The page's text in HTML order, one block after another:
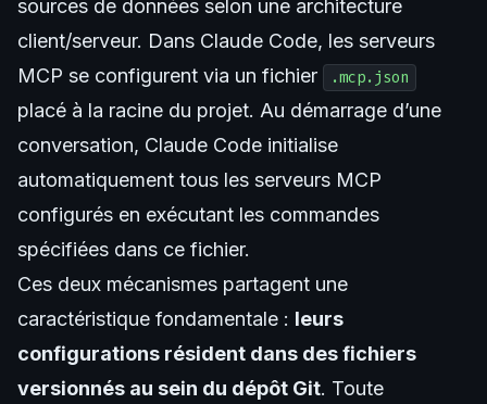
sources de données selon une architecture
client/serveur. Dans Claude Code, les serveurs
MCP se configurent via un fichier
.mcp.json
placé à la racine du projet. Au démarrage d’une
conversation, Claude Code initialise
automatiquement tous les serveurs MCP
configurés en exécutant les commandes
spécifiées dans ce fichier.
Ces deux mécanismes partagent une
caractéristique fondamentale : leurs
configurations résident dans des fichiers
versionnés au sein du dépôt Git. Toute